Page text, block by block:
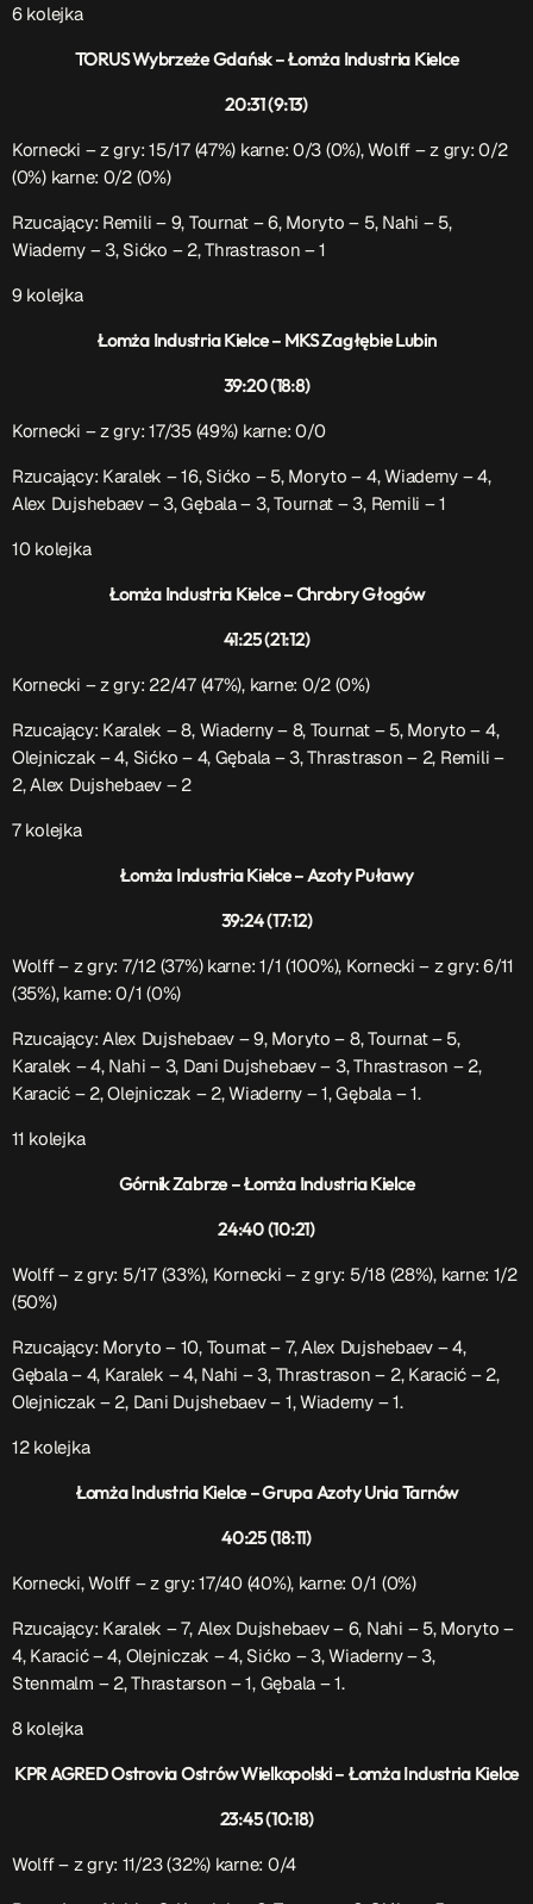
6 kolejka
TORUS Wybrzeże Gdańsk – Łomża Industria Kielce
20:31 (9:13)
Kornecki – z gry: 15/17 (47%) karne: 0/3 (0%), Wolff – z gry: 0/2
(0%) karne: 0/2 (0%)
Rzucający: Remili – 9, Tournat – 6, Moryto – 5, Nahi – 5,
Wiaderny – 3, Sićko – 2,Thrastrason – 1
9 kolejka
Łomża Industria Kielce – MKS Zagłębie Lubin
39:20 (18:8)
Kornecki – z gry: 17/35 (49%) karne: 0/0
Rzucający: Karalek – 16, Sićko – 5, Moryto – 4, Wiaderny – 4,
Alex Dujshebaev – 3, Gębala – 3, Tournat – 3, Remili – 1
10 kolejka
Łomża Industria Kielce – Chrobry Głogów
41:25 (21:12)
Kornecki – z gry: 22/47 (47%), karne: 0/2 (0%)
Rzucający: Karalek – 8, Wiaderny – 8, Tournat – 5, Moryto – 4,
Olejniczak – 4, Sićko – 4, Gębala – 3,Thrastrason – 2, Remili –
2, Alex Dujshebaev – 2
7 kolejka
Łomża Industria Kielce – Azoty Puławy
39:24 (17:12)
Wolff – z gry: 7/12 (37%) karne: 1/1 (100%), Kornecki – z gry: 6/11
(35%), karne: 0/1 (0%)
Rzucający: Alex Dujshebaev – 9, Moryto – 8, Tournat – 5,
Karalek – 4, Nahi – 3, Dani Dujshebaev – 3, Thrastrason – 2,
Karacić – 2, Olejniczak – 2, Wiaderny – 1, Gębala – 1.
11 kolejka
Górnik Zabrze – Łomża Industria Kielce
24:40 (10:21)
Wolff – z gry: 5/17 (33%), Kornecki – z gry: 5/18 (28%), karne: 1/2
(50%)
Rzucający: Moryto – 10, Tournat – 7, Alex Dujshebaev – 4,
Gębala – 4, Karalek – 4, Nahi – 3, Thrastrason – 2, Karacić – 2,
Olejniczak – 2, Dani Dujshebaev – 1, Wiaderny – 1.
12 kolejka
Łomża Industria Kielce – Grupa Azoty Unia Tarnów
40:25 (18:11)
Kornecki, Wolff – z gry: 17/40 (40%), karne: 0/1 (0%)
Rzucający: Karalek – 7, Alex Dujshebaev – 6, Nahi – 5, Moryto –
4, Karacić – 4, Olejniczak – 4, Sićko – 3, Wiaderny – 3,
Stenmalm – 2, Thrastarson – 1, Gębala – 1.
8 kolejka
KPR AGRED Ostrovia Ostrów Wielkopolski – Łomża Industria Kielce
23:45 (10:18)
Wolff – z gry: 11/23 (32%) karne: 0/4